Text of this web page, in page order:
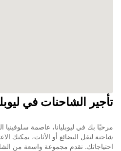
تأجير الشاحنات في
مرحبًا بك في ليوبليانا، عاصمة سلوفينيا
احتياجاتك. نقدم مجموعة واسعة من